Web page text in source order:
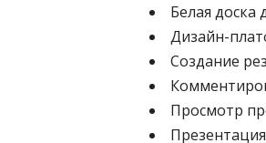
Белая доска
Дизайн-
Создание
Просмотр